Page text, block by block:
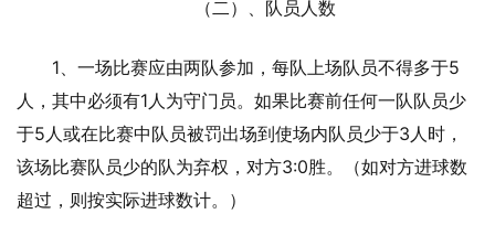
（二）、队员人数
1、一场比赛应由两队参加，每队上场队员不得多于5
人，其中必须有1人为守门员。如果比赛前任何一队队员少
于5人或在比赛中队员被罚出场到使场内队员少于3人时，
该场比赛队员少的队为弃权，对方3:0胜。（如对方进球数
超过，则按实际进球数计。）